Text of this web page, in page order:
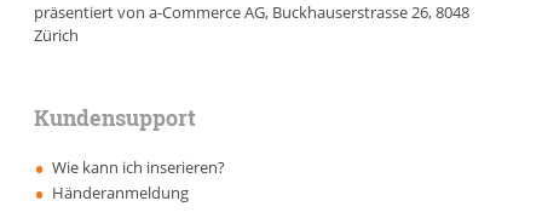
präsentiert von a-Commerce AG, Buckhauserstrasse 26, 8048
Zürich
Kundensupport
Wie kann ich inserieren?
Händeranmeldung